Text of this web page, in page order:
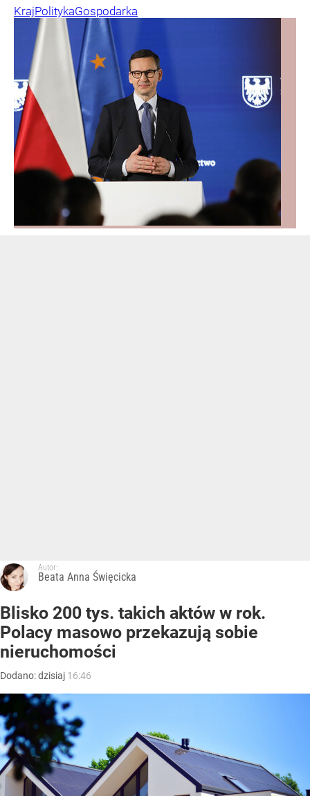
KrajPolitykaGospodarka
Autor:
Beata Anna Święcicka
Blisko 200 tys. takich aktów w rok.
Polacy masowo przekazują sobie
nieruchomości
Dodano:dzisiaj 16:46